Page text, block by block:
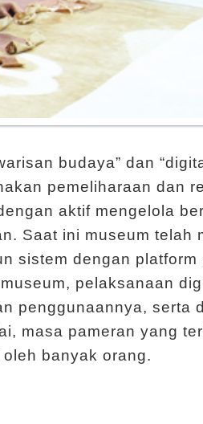
budaya” dan
pemeliharaan dan
aktif mengelola
Saat ini museum telah
sistem dengan platform
pelaksanaan
penggunaannya, serta
masa pameran yang
banyak orang.